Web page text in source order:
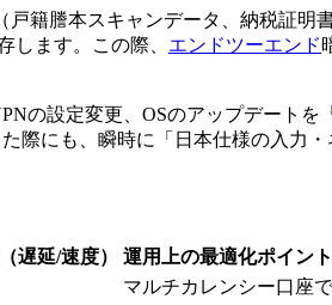
戸籍謄本スキャンデータ、納税証明
します。この際、 エンドツーエンド
の設定変更、OSのアップデートを「
際にも、瞬時に「日本仕様の入力
遅延/速度）
運用上の最適化ポイント
マルチカレンシー口座